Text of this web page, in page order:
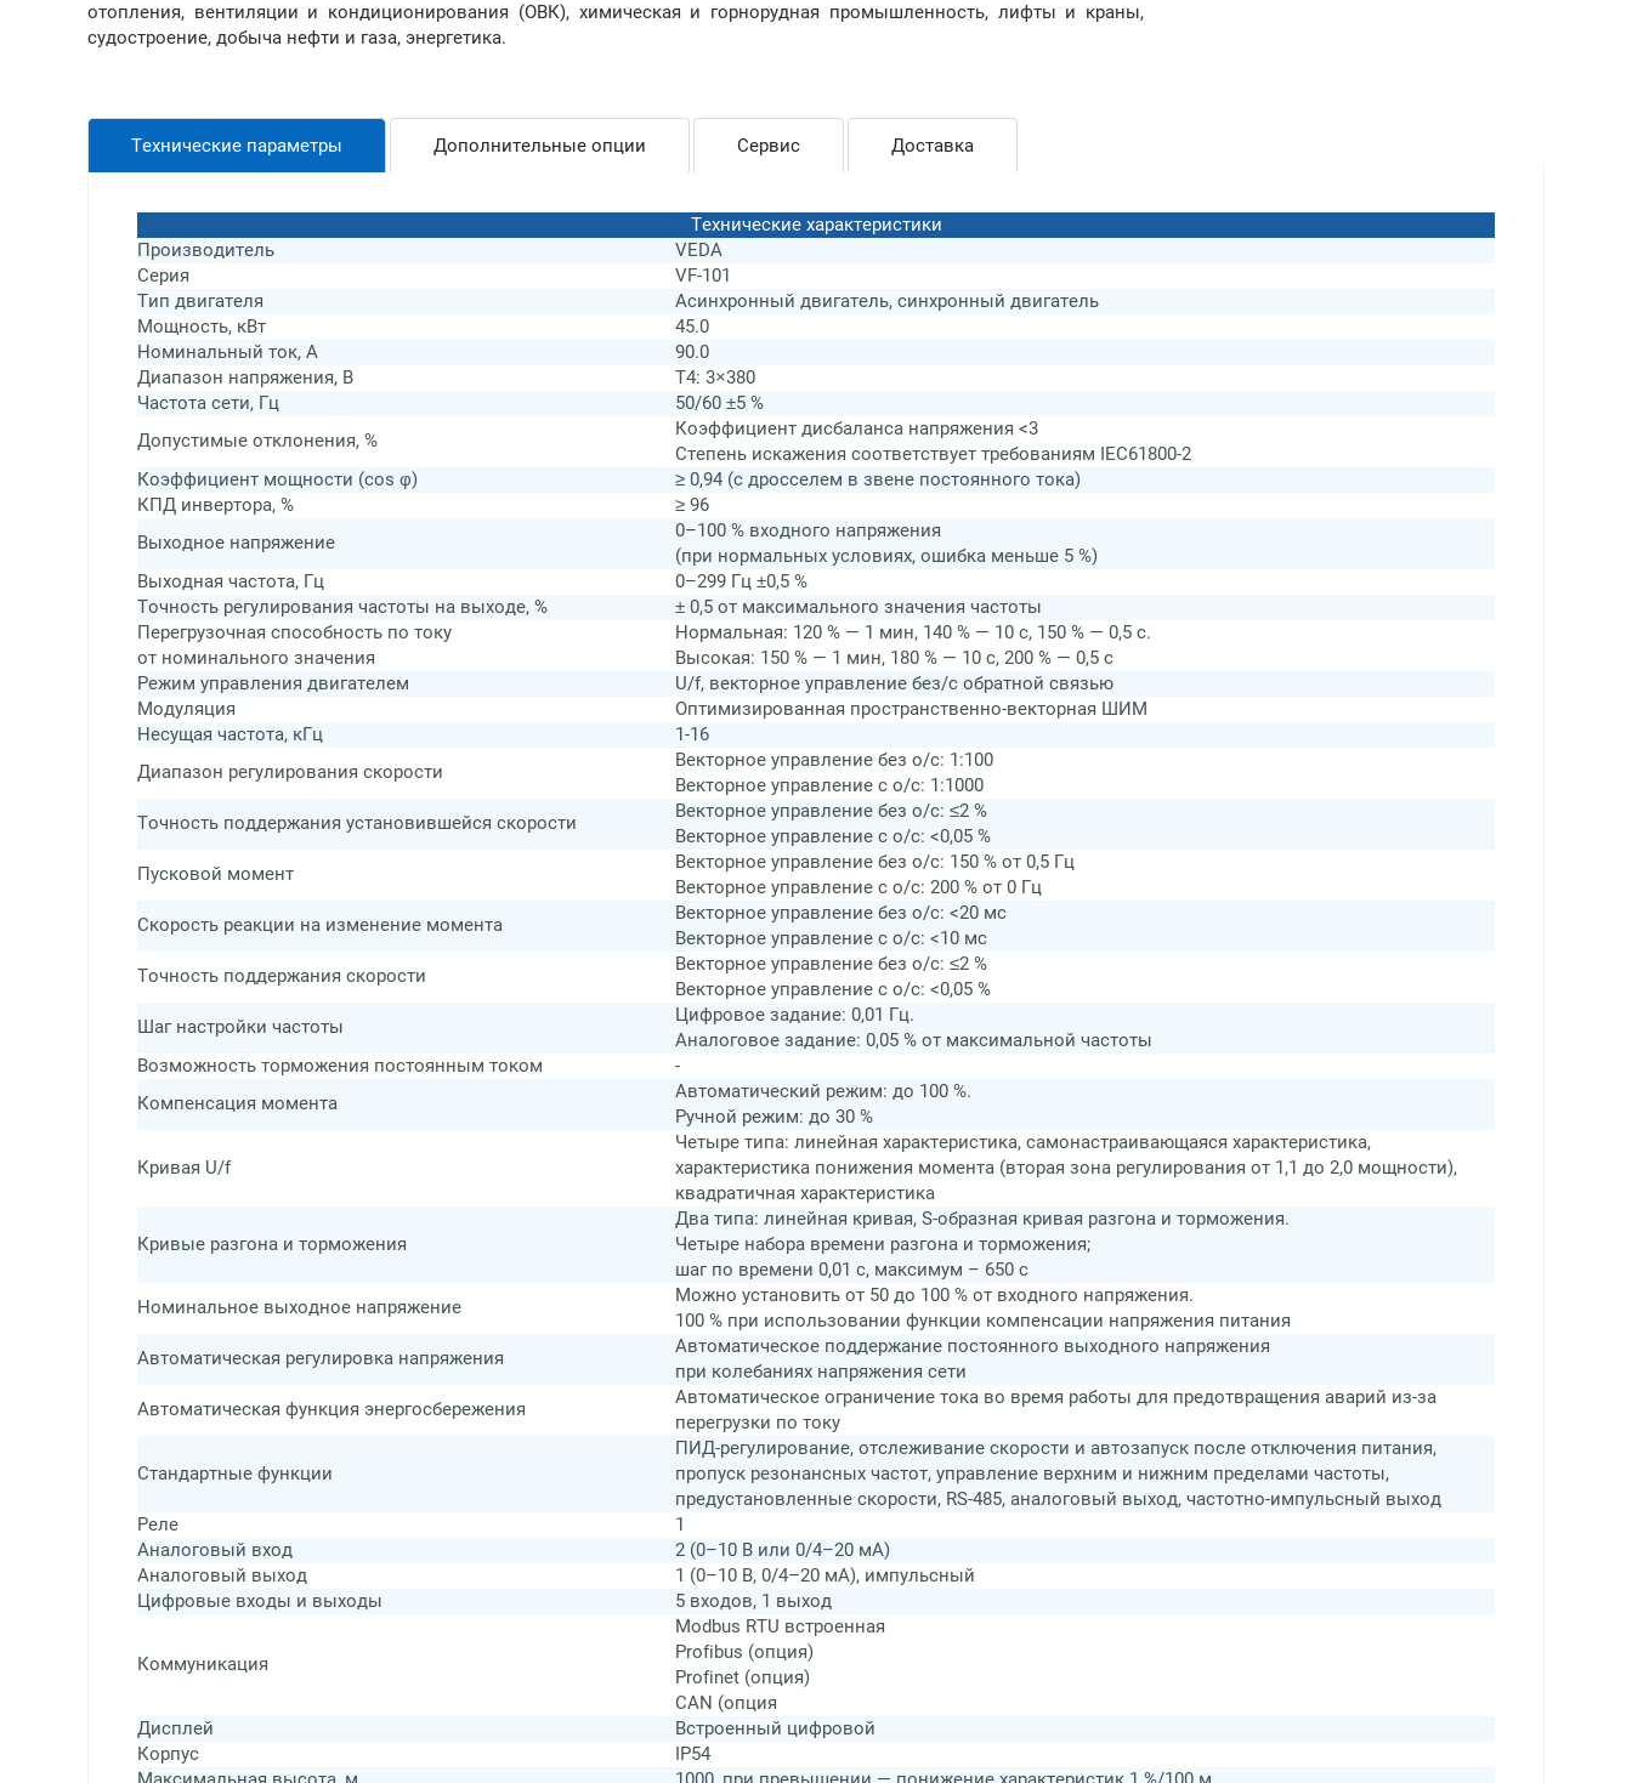
отопления, вентиляции и кондиционирования (ОВК), химическая и горнорудная промышленность, лифты и краны,
судостроение, добыча нефти и газа, энергетика.
Технические параметры Дополнительные опции Сервис Доставка
Технические характеристики
Производитель
VEDA
Серия
VF-101
Тип двигателя
Асинхронный двигатель, синхронный двигатель
Мощность, кВт
45.0
Номинальный ток, А
90.0
Диапазон напряжения, В
T4: 3×380
Частота сети, Гц
50/60 ±5 %
Допустимые отклонения, %
Коэффициент дисбаланса напряжения <3
Степень искажения соответствует требованиям IEC61800-2
Коэффициент мощности (cos φ)
≥ 0,94 (с дросселем в звене постоянного тока)
КПД инвертора, %
≥ 96
Выходное напряжение
0–100 % входного напряжения
(при нормальных условиях, ошибка меньше 5 %)
Выходная частота, Гц
0–299 Гц ±0,5 %
Точность регулирования частоты на выходе, %
± 0,5 от максимального значения частоты
Перегрузочная способность по току
от номинального значения
Нормальная: 120 % — 1 мин, 140 % — 10 с, 150 % — 0,5 с.
Высокая: 150 % — 1 мин, 180 % — 10 с, 200 % — 0,5 с
Режим управления двигателем
U/f, векторное управление без/с обратной связью
Модуляция
Оптимизированная пространственно-векторная ШИМ
Несущая частота, кГц
1-16
Диапазон регулирования скорости
Векторное управление без о/с: 1:100
Векторное управление с о/с: 1:1000
Точность поддержания установившейся скорости
Векторное управление без о/с: ≤2 %
Векторное управление c о/с: <0,05 %
Пусковой момент
Векторное управление без о/с: 150 % от 0,5 Гц
Векторное управление с о/с: 200 % от 0 Гц
Скорость реакции на изменение момента
Векторное управление без о/с: <20 мс
Векторное управление с о/с: <10 мс
Точность поддержания скорости
Векторное управление без о/с: ≤2 %
Векторное управление c о/с: <0,05 %
Шаг настройки частоты
Цифровое задание: 0,01 Гц.
Аналоговое задание: 0,05 % от максимальной частоты
Возможность торможения постоянным током
-
Компенсация момента
Автоматический режим: до 100 %.
Ручной режим: до 30 %
Кривая U/f
Четыре типа: линейная характеристика, самонастраивающаяся характеристика,
характеристика понижения момента (вторая зона регулирования от 1,1 до 2,0 мощности),
квадратичная характеристика
Кривые разгона и торможения
Два типа: линейная кривая, S-образная кривая разгона и торможения.
Четыре набора времени разгона и торможения;
шаг по времени 0,01 с, максимум – 650 с
Номинальное выходное напряжение
Можно установить от 50 до 100 % от входного напряжения.
100 % при использовании функции компенсации напряжения питания
Автоматическая регулировка напряжения
Автоматическое поддержание постоянного выходного напряжения
при колебаниях напряжения сети
Автоматическая функция энергосбережения
Автоматическое ограничение тока во время работы для предотвращения аварий из-за
перегрузки по току
Стандартные функции
ПИД-регулирование, отслеживание скорости и автозапуск после отключения питания,
пропуск резонансных частот, управление верхним и нижним пределами частоты,
предустановленные скорости, RS-485, аналоговый выход, частотно-импульсный выход
Реле
1
Аналоговый вход
2 (0–10 В или 0/4–20 мА)
Аналоговый выход
1 (0–10 В, 0/4–20 мА), импульсный
Цифровые входы и выходы
5 входов, 1 выход
Коммуникация
Modbus RTU встроенная
Profibus (опция)
Profinet (опция)
CAN (опция
Дисплей
Встроенный цифровой
Корпус
IP54